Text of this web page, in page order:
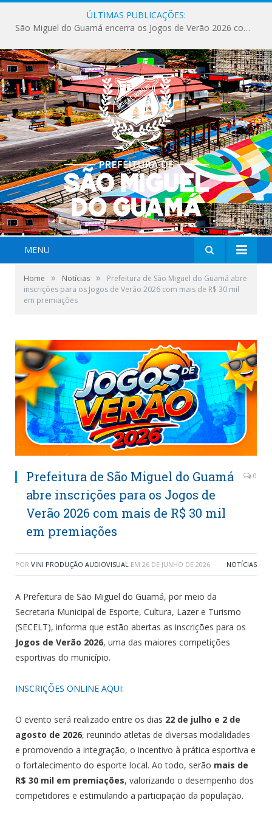
ÚLTIMAS PUBLICAÇÕES:
São Miguel do Guamá encerra os Jogos de Verão 2026 com sucesso de público e competições.
MENU
Home » Notícias »
Prefeitura de São Miguel do Guamá abre
inscrições para os Jogos de Verão 2026 com mais de R$ 30 mil
em premiações
Prefeitura de São Miguel do Guamá
abre inscrições para os Jogos de
Verão 2026 com mais de R$ 30 mil
em premiações
0
POR VINI PRODUÇÃO AUDIOVISUAL EM 26 DE JUNHO DE 2026 NOTÍCIAS
A Prefeitura de São Miguel do Guamá, por meio da
Secretaria Municipal de Esporte, Cultura, Lazer e Turismo
(SECELT), informa que estão abertas as inscrições para os
Jogos de Verão 2026, uma das maiores competições
esportivas do município.
INSCRIÇÕES ONLINE AQUI:
O evento será realizado entre os dias 22 de julho e 2 de
agosto de 2026, reunindo atletas de diversas modalidades
e promovendo a integração, o incentivo à prática esportiva e
o fortalecimento do esporte local. Ao todo, serão mais de
R$ 30 mil em premiações, valorizando o desempenho dos
competidores e estimulando a participação da população.